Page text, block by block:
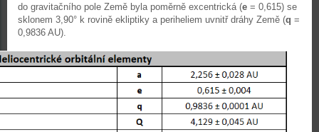
do gravitačního pole Země byla poměrně excentrická (e = 0,615) se
sklonem 3,90° k rovině ekliptiky a periheliem uvnitř dráhy Země (q =
0,9836 AU).